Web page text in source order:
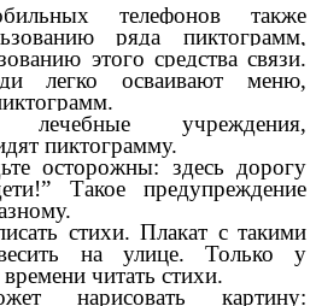
телефонов также
ряда пиктограмм,
этого средства связи.
легко осваивают меню,
учреждения,
пиктограмму.
осторожны: здесь дорогу
Такое предупреждение
стихи. Плакат с такими
на улице. Только у
читать стихи.
нарисовать картину: